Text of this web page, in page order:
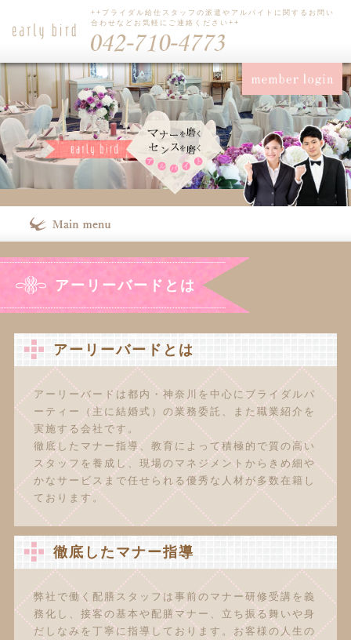
++ブライダル給仕スタッフの派遣やアルバイトに関するお問い
合わせなどお気軽にご連絡ください++
アーリーバードとは
アーリーバードとは
アーリーバードは都内・神奈川を中心にブライダルパ
ーティー（主に結婚式）の業務委託、また職業紹介を
実施する会社です。
徹底したマナー指導、教育によって積極的で質の高い
スタッフを養成し、現場のマネジメントからきめ細や
かなサービスまで任せられる優秀な人材が多数在籍し
ております。
徹底したマナー指導
弊社で働く配膳スタッフは事前のマナー研修受講を義
務化し、接客の基本や配膳マナー、立ち振る舞いや身
だしなみを丁寧に指導しております。お客様の人生の